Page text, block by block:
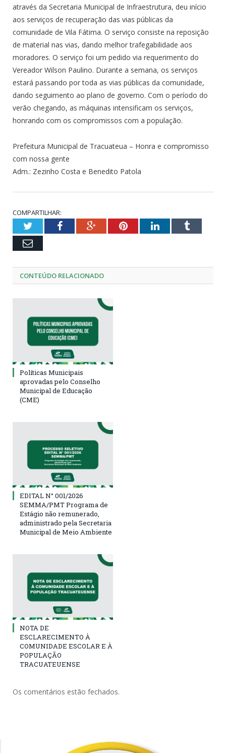
através da Secretaria Municipal de Infraestrutura, deu início
aos serviços de recuperação das vias públicas da
comunidade de Vila Fátima. O serviço consiste na reposição
de material nas vias, dando melhor trafegabilidade aos
moradores. O serviço foi um pedido via requerimento do
Vereador Wilson Paulino. Durante a semana, os serviços
estará passando por toda as vias públicas da comunidade,
dando seguimento ao plano de governo. Com o período do
verão chegando, as máquinas intensificam os serviços,
honrando com os compromissos com a população.
Prefeitura Municipal de Tracuateua – Honra e compromisso
com nossa gente
Adm.: Zezinho Costa e Benedito Patola
COMPARTILHAR:
TwitterFacebookGoogle+PinterestLinkedInTumblr
Email
CONTEÚDO RELACIONADO
Políticas Municipais
aprovadas pelo Conselho
Municipal de Educação
(CME)
EDITAL N° 001/2026
SEMMA/PMT Programa de
Estágio não remunerado,
administrado pela Secretaria
Municipal de Meio Ambiente
NOTA DE
ESCLARECIMENTO À
COMUNIDADE ESCOLAR E À
POPULAÇÃO
TRACUATEUENSE
Os comentários estão fechados.